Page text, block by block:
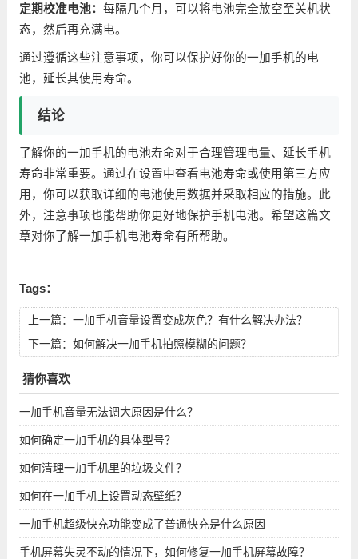
定期校准电池： 每隔几个月，可以将电池完全放空至关机状
态，然后再充满电。
通过遵循这些注意事项，你可以保护好你的一加手机的电
池，延长其使用寿命。
结论
了解你的一加手机的电池寿命对于合理管理电量、延长手机
寿命非常重要。通过在设置中查看电池寿命或使用第三方应
用，你可以获取详细的电池使用数据并采取相应的措施。此
外，注意事项也能帮助你更好地保护手机电池。希望这篇文
章对你了解一加手机电池寿命有所帮助。
Tags：
上一篇： 一加手机音量设置变成灰色？有什么解决办法？
下一篇： 如何解决一加手机拍照模糊的问题？
猜你喜欢
一加手机音量无法调大原因是什么？
如何确定一加手机的具体型号？
如何清理一加手机里的垃圾文件？
如何在一加手机上设置动态壁纸？
一加手机超级快充功能变成了普通快充是什么原因
手机屏幕失灵不动的情况下，如何修复一加手机屏幕故障？